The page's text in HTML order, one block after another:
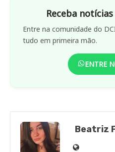
Receba
Entre na comunidade do
tudo em primeira mão.
ENTRE
Beatriz
Site